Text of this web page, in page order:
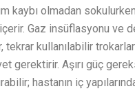
olmadan sokulurken
içerir. Gaz insüflasyonu ve
tekrar kullanılabilir
Aşırı güç
hastanın iç